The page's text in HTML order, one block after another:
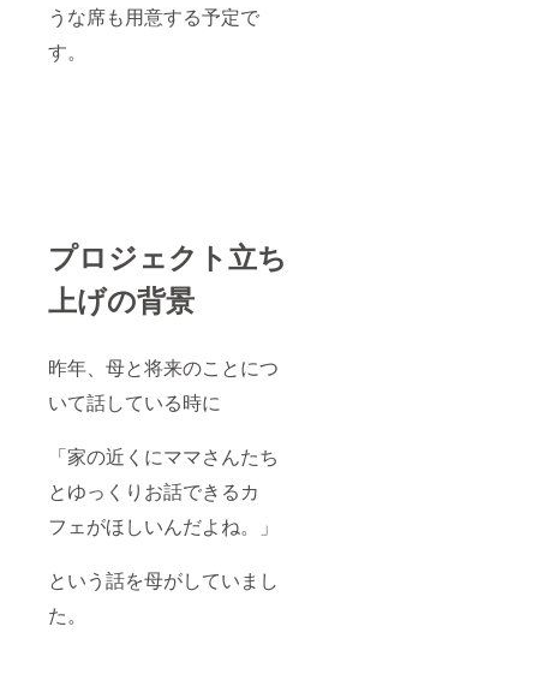
うな席も用意する予定で
す。
プロジェクト立ち
上げの背景
昨年、母と将来のことにつ
いて話している時に
「家の近くにママさんたち
とゆっくりお話できるカ
フェがほしいんだよね。」
という話を母がしていまし
た。